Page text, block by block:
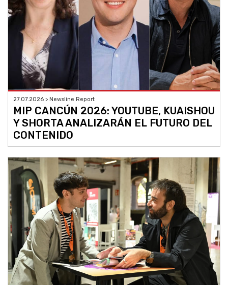
27.07.2026 > Newsline Report
MIP CANCÚN 2026: YOUTUBE, KUAISHOU
Y SHORTA ANALIZARÁN EL FUTURO DEL
CONTENIDO